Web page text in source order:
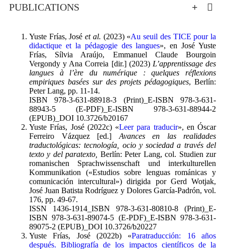
PUBLICATIONS
Yuste Frías, Joséet al. (2023) «Au seuil des TICE pour la
didactique et la pédagogie des langues», en José Yuste
Frías, Sílvia Araújo, Emmanuel Claude Bourgoin
Vergondy y Ana Correia [dir.] (2023) L’apprentissage des
langues à l’ère du numérique : quelques réflexions
empiriques basées sur des projets pédagogiques, Berlín:
Peter Lang, pp. 11-14.
ISBN 978-3-631-88918-3 (Print)_E-ISBN 978-3-631-
88943-5 (E-PDF)_E-ISBN 978-3-631-88944-2
(EPUB)_DOI 10.3726/b20167
Yuste Frías, José (2022c) «Leer para traducir», en Óscar
Ferreiro Vázquez [ed.]Avances en las realidades
traductológicas: tecnología, ocio y sociedad a través del
texto y del paratexto, Berlín: Peter Lang, col. Studien zur
romanischen Sprachwissenschaft und interkulturellen
Kommunikation («Estudios sobre lenguas románicas y
comunicación intercultural») dirigida por Gerd Wotjak,
José Juan Batista Rodríguez y Dolores García-Padrón, vol.
176, pp. 49-67.
ISSN 1436-1914_ISBN 978-3-631-80810-8 (Print)_E-
ISBN 978-3-631-89074-5 (E-PDF)_E-ISBN 978-3-631-
89075-2 (EPUB)_DOI 10.3726/b20227
Yuste Frías, José (2022b) «Paratraducción: 16 años
después. Bibliografía de los impactos científicos de la